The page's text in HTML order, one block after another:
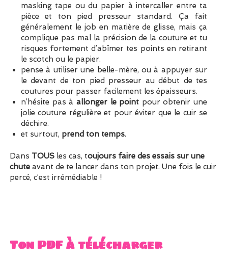
masking tape ou du papier à intercaller entre ta
pièce et ton pied presseur standard. Ça fait
généralement le job en matière de glisse, mais ça
complique pas mal la précision de la couture et tu
risques fortement d’abîmer tes points en retirant
le scotch ou le papier.
pense à utiliser une belle-mère, ou à appuyer sur
le devant de ton pied presseur au début de tes
coutures pour passer facilement les épaisseurs.
n’hésite pas à allonger le point pour obtenir une
jolie couture régulière et pour éviter que le cuir se
déchire.
et surtout, prend ton temps.
Dans TOUSles cas, toujours faire des essais sur une
chuteavant de te lancer dans ton projet. Une fois le cuir
percé, c’est irrémédiable !
Ton PDF à télécharger